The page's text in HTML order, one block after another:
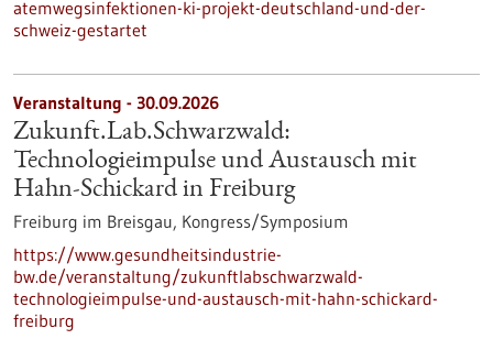
atemwegsinfektionen-ki-projekt-deutschland-und-der-
schweiz-gestartet
Veranstaltung - 30.09.2026
Zukunft.Lab.Schwarzwald:
Technologieimpulse und Austausch mit
Hahn-Schickard in Freiburg
Freiburg im Breisgau, Kongress/Symposium
https://www.gesundheitsindustrie-
bw.de/veranstaltung/zukunftlabschwarzwald-
technologieimpulse-und-austausch-mit-hahn-schickard-
freiburg